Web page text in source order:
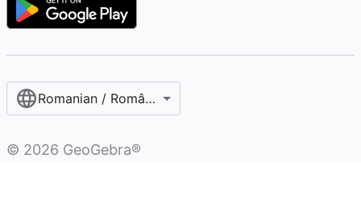
Romanian / Română‎
© 2026 GeoGebra®